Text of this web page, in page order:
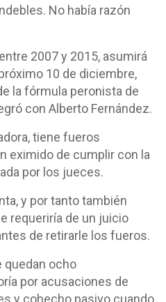
No había razón
2007 y 2015, asumirá
10 de diciembre,
la fórmula peronista de
con Alberto Fernández.
tiene fueros
eximido de cumplir con la
por los jueces.
y por tanto también
requeriría de un juicio
de retirarle los fueros.
quedan ocho
por acusaciones de
y cohecho pasivo cuando